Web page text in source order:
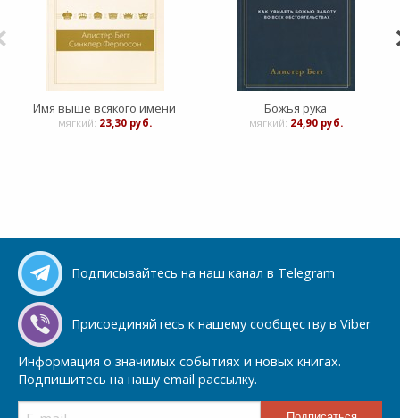
Имя выше всякого имени
мягкий: 23,30 руб.
Божья рука
мягкий: 24,90 руб.
Подписывайтесь на наш канал в Telegram
Присоединяйтесь к нашему сообществу в Viber
Информация о значимых событиях и новых книгах.
Подпишитесь на нашу email рассылку.